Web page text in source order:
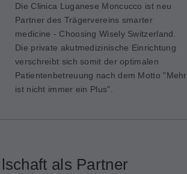
Die Clinica Luganese Moncucco ist neu
Partner des Trägervereins smarter
medicine - Choosing Wisely Switzerland.
Die private akutmedizinische Einrichtung
verschreibt sich somit der optimalen
Patientenbetreuung nach dem Motto "Mehr
ist nicht immer ein Plus".
als Partner